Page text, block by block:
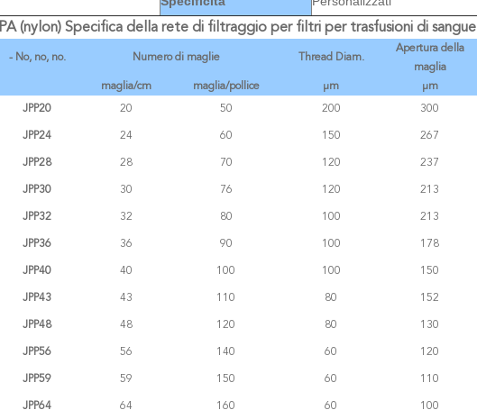
PA (nylon) Specifica della rete di filtraggio per filtri per trasfusioni di sangue
- No, no, no. Numero di maglie Thread Diam.
Apertura della
maglia
maglia/cm maglia/pollice μm μm
JPP20 20 50 200 300
JPP24 24 60 150 267
JPP28 28 70 120 237
JPP30 30 76 120 213
JPP32 32 80 100 213
JPP36 36 90 100 178
JPP40 40 100 100 150
JPP43 43 110 80 152
JPP48 48 120 80 130
JPP56 56 140 60 120
JPP59 59 150 60 110
JPP64 64 160 60 100